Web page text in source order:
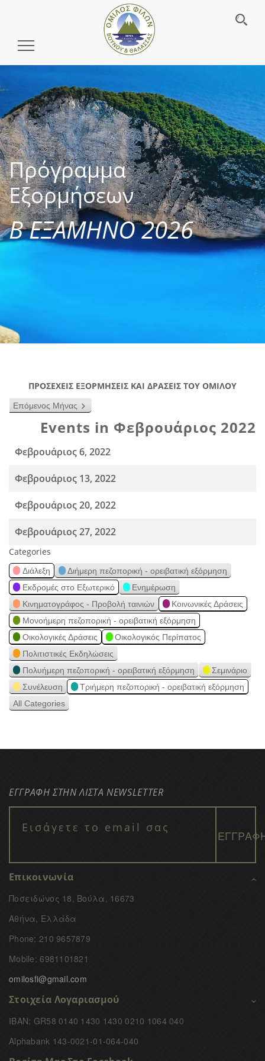
Toggle
Πρόγραμμα
Εξορμήσεων
Β ΕΞΑΜΗΝΟ 2026
ΠΡΟΣΕΧΕΙΣ ΕΞΟΡΜΗΣΕΙΣ ΚΑΙ ΔΡΑΣΕΙΣ ΤΟΥ ΟΜΙΛΟΥ
Επόμενος Μήνας
Events in Φεβρουάριος 2022
Φεβρουάριος 6, 2022
Φεβρουάριος 13, 2022
Φεβρουάριος 20, 2022
Φεβρουάριος 27, 2022
Categories
Διάλεξη
Διήμερη πεζοπορική - ορειβατική εξόρμηση
Εκδρομές στο Εξωτερικό
Ενημέρωση
Κινηματογράφος - Προβολή ταινιών
Κοινωνικές Δράσεις
Μονοήμερη πεζοπορική - ορειβατική εξόρμηση
Οικολογικές Δράσεις
Οικολογικός Περίπατος
Πολιτιστικές Εκδηλώσεις
Πολυήμερη πεζοπορική - ορειβατική εξόρμηση
Σεμινάριο
Συνέλευση
Τριήμερη πεζοπορική - ορειβατική εξόρμηση
All Categories
ΕΓΓΡΑΦΗ ΣΤΗΝ ΛΙΣΤΑ NEWSLETTER
Επικοινωνία
Ποσειδώνος 18, Βούλα, 16673
Αθήνα, Ελλάδα
Phone: 210 9657879
Mobile: 6981101821
omilosfi@gmail.com
Στοιχεία Λογαριασμού
IBAN: GR58 0140 1430 1430 0210 1064 040
Alphabank 143-0021-01-064-040